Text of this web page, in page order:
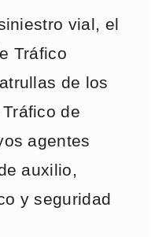
vial, el
Tráfico
de los
de
agentes
auxilio,
y seguridad